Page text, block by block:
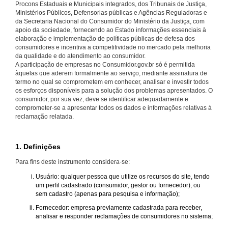
Procons Estaduais e Municipais integrados, dos Tribunais de Justiça,
Ministérios Públicos, Defensorias públicas e Agências Reguladoras e
da Secretaria Nacional do Consumidor do Ministério da Justiça, com
apoio da sociedade, fornecendo ao Estado informações essenciais à
elaboração e implementação de políticas públicas de defesa dos
consumidores e incentiva a competitividade no mercado pela melhoria
da qualidade e do atendimento ao consumidor.
A participação de empresas no Consumidor.gov.br só é permitida
àquelas que aderem formalmente ao serviço, mediante assinatura de
termo no qual se comprometem em conhecer, analisar e investir todos
os esforços disponíveis para a solução dos problemas apresentados. O
consumidor, por sua vez, deve se identificar adequadamente e
comprometer-se a apresentar todos os dados e informações relativas à
reclamação relatada.
1. Definições
Para fins deste instrumento considera-se:
Usuário: qualquer pessoa que utilize os recursos do site, tendo
um perfil cadastrado (consumidor, gestor ou fornecedor), ou
sem cadastro (apenas para pesquisa e informação);
Fornecedor: empresa previamente cadastrada para receber,
analisar e responder reclamações de consumidores no sistema;